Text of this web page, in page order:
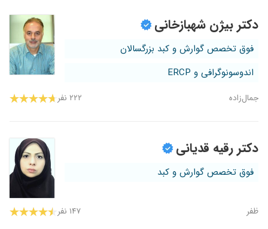
دکتر بیژن شهبازخانی
فوق تخصص گوارش و کبد بزرگسالان
اندوسونوگرافی و ERCP
جمال‌زاده ۲۲۲ نفر
دکتر رقیه قدیانی
فوق تخصص گوارش و کبد
ظفر ۱۴۷ نفر